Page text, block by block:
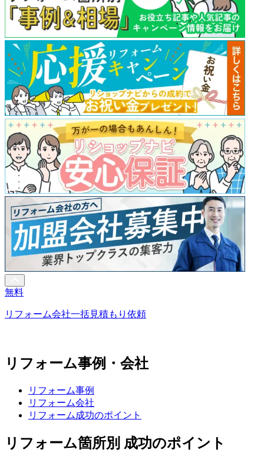
無料
リフォーム会社一括見積もり依頼
リフォーム事例・会社
リフォーム事例
リフォーム会社
リフォーム成功のポイント
リフォーム箇所別 成功のポイント